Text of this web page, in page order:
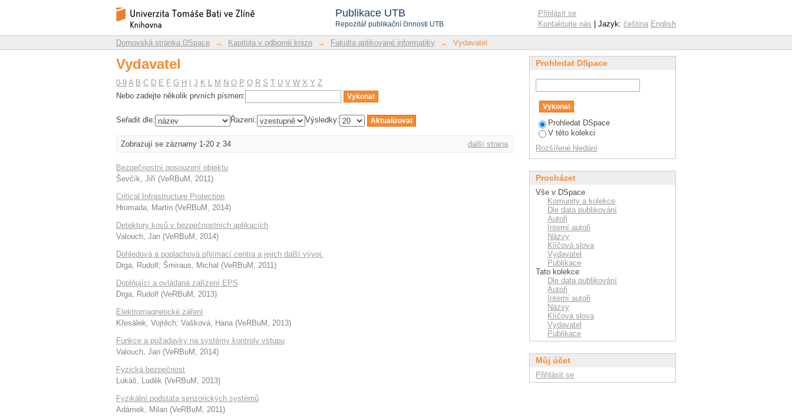
Publikace UTB
Repozitář publikační činnosti UTB
Vydavatel
Repozitář DSpace/Manakin
Přihlásit se
Kontaktujte nás | Jazyk: čeština English
Domovská stránka DSpace → Kapitola v odborné knize → Fakulta aplikované informatiky → Vydavatel
Vydavatel
0-9 A B C D E F G H J K L M N O P Q R S T U V W X Y Z
Nebo zadejte několik prvních písmen:
Seřadit dle: Řazení: Výsledky:
Zobrazují se záznamy 1-20 z 34 další strana
Bezpečnostní posouzení objektu
Ševčík, Jiří (VeRBuM , 2011)
Critical Infrastructure Protection
Hromada, Martin (VeRBuM , 2014)
Detektory kovů v bezpečnostních aplikacích
Valouch, Jan (VeRBuM , 2014)
Dohledová a poplachová přijímací centra a jejich další vývoj.
Drga, Rudolf; Šmiraus, Michal (VeRBuM , 2011)
Doplňující a ovládaná zařízení EPS
Drga, Rudolf (VeRBuM , 2013)
Elektromagnetické záření
Křesálek, Vojtěch; Vašková, Hana (VeRBuM , 2013)
Funkce a požadavky na systémy kontroly vstupu
Valouch, Jan (VeRBuM , 2014)
Fyzická bezpečnost
Lukáš, Luděk (VeRBuM , 2013)
Fyzikální podstata senzorických systémů
Adámek, Milan (VeRBuM , 2011)
Prohledat DSpace
Prohledat DSpace
V této kolekci
Rozšířené hledání
Procházet
Vše v DSpace
Komunity a kolekce
Dle data publikování
Autoři
Interní autoři
Názvy
Klíčová slova
Vydavatel
Publikace
Tato kolekce
Dle data publikování
Autoři
Interní autoři
Názvy
Klíčová slova
Vydavatel
Publikace
Můj účet
Přihlásit se